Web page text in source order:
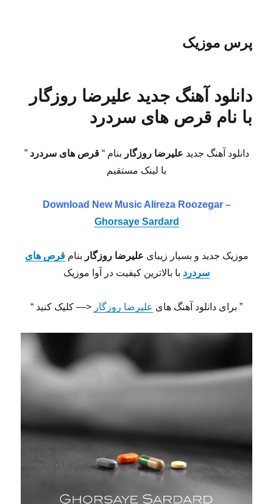
پرس موزیک
دانلود آهنگ جدید علیرضا روزگار
با نام قرص های سردرد
دانلود آهنگ جدید علیرضا روزگار بنام “ قرص های سردرد”
با لینک مستقیم
Download New Music Alireza Roozegar –
Ghorsaye Sardard
موزیک جدید و بسیار زیبای علیرضا روزگار بنام قرص های
سردرد با بالاترین کیفیت در آوا موزیک
” برای دانلود آهنگ های علیرضا روزگار <— کلیک کنید “